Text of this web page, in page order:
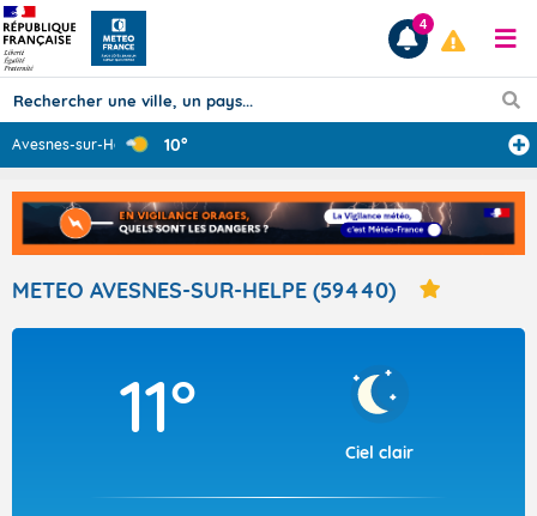
Prévisions
TOUS LES RÉSULTATS
Articles
4
Avesnes-sur-Hel ... 10°
METEO AVESNES-SUR-HELPE (59440)
11°
Ciel clair